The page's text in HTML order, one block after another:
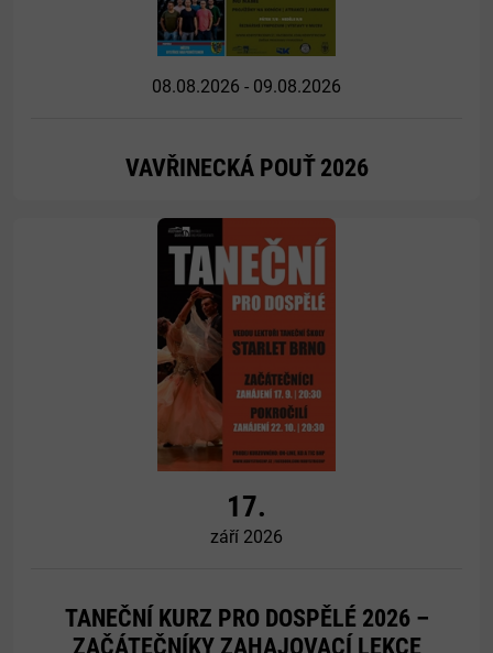
08.08.2026 - 09.08.2026
VAVŘINECKÁ POUŤ 2026
17.
září 2026
TANEČNÍ KURZ PRO DOSPĚLÉ 2026 –
ZAČÁTEČNÍKY ZAHAJOVACÍ LEKCE